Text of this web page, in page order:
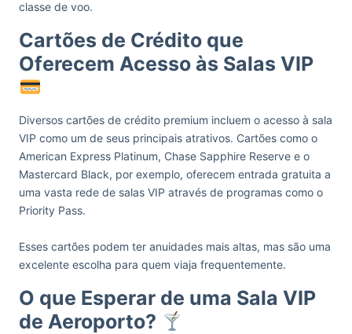
classe de voo.
Cartões de Crédito que
Oferecem Acesso às Salas VIP
Diversos cartões de crédito premium incluem o acesso à sala
VIP como um de seus principais atrativos. Cartões como o
American Express Platinum, Chase Sapphire Reserve e o
Mastercard Black, por exemplo, oferecem entrada gratuita a
uma vasta rede de salas VIP através de programas como o
Priority Pass.
Esses cartões podem ter anuidades mais altas, mas são uma
excelente escolha para quem viaja frequentemente.
O que Esperar de uma Sala VIP
de Aeroporto?